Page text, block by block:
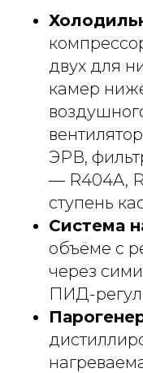
двух для
камер
ЭРВ,
— R404A,
ступень
Система
объёме с
через
ПИД-